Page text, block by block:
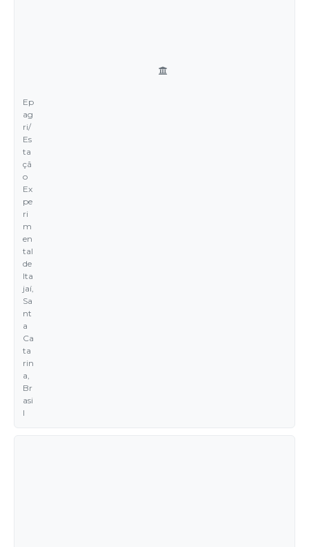
Ep
ag
ri/
Es
ta
çã
o
Ex
pe
ri
m
en
tal
de
Ita
jaí,
Sa
nt
a
Ca
ta
rin
a,
Br
asi
l